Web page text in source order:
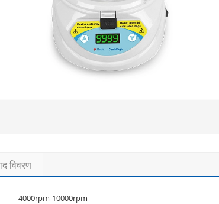
विवरण
4000rpm-10000rpm